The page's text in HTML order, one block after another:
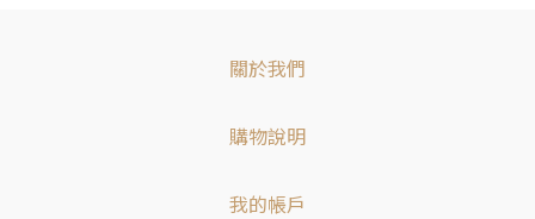
關於我們
購物說明
我的帳戶